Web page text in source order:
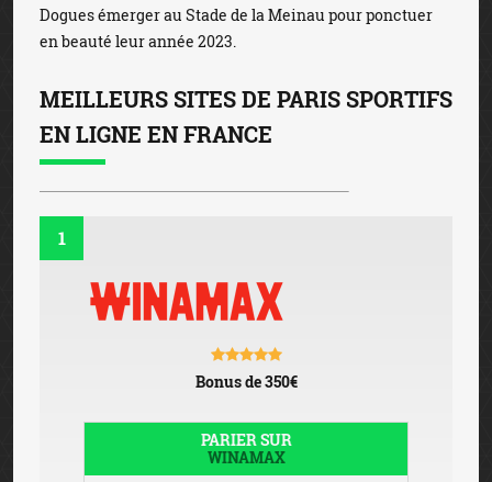
Dogues émerger au Stade de la Meinau pour ponctuer
en beauté leur année 2023.
MEILLEURS SITES DE PARIS SPORTIFS
EN LIGNE EN FRANCE
1
Bonus de 350€
PARIER SUR
WINAMAX